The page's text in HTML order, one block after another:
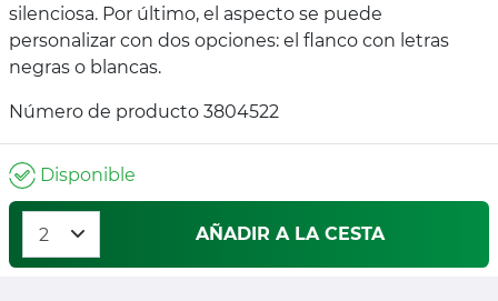
silenciosa. Por último, el aspecto se puede
personalizar con dos opciones: el flanco con letras
negras o blancas.
Número de producto 3804522
Disponible
AÑADIR A LA CESTA